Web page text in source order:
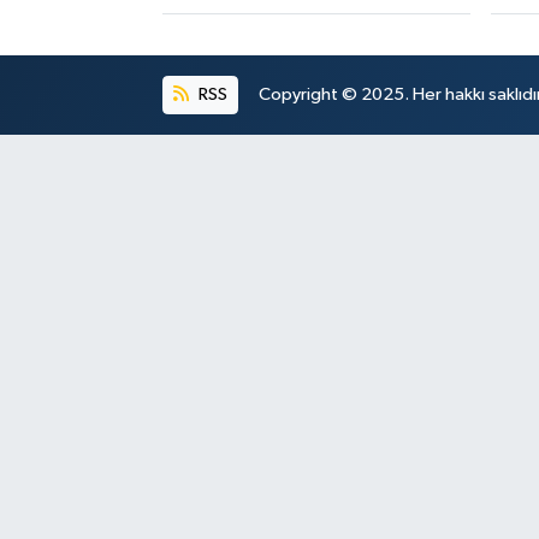
RSS Copyright © 2025. Her hakkı